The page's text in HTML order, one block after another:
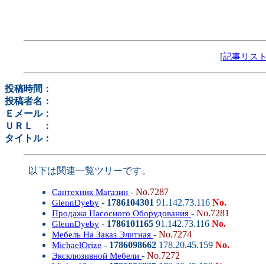
[記事リスト
投稿時間：
投稿者名：
Ｅメール：
ＵＲＬ ：
タイトル：
以下は関連一覧ツリーです。
Сантехник Магазин - No.7287
GlennDyeby - 1786104301 91.142.73.116 No.
Продажа Насосного Оборудования - No.7281
GlennDyeby - 1786101165 91.142.73.116 No.
Мебель На Заказ Элитная - No.7274
MichaelOrize - 1786098662 178.20.45.159 No.
Эксклюзивной Мебели - No.7272